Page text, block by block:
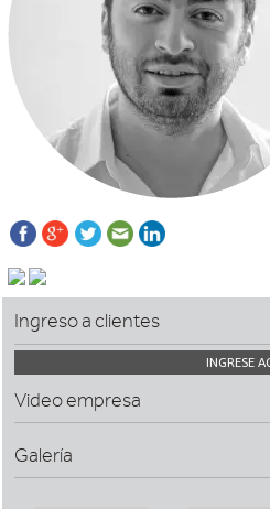
Ingreso a clientes
INGRESE
Video empresa
Galería